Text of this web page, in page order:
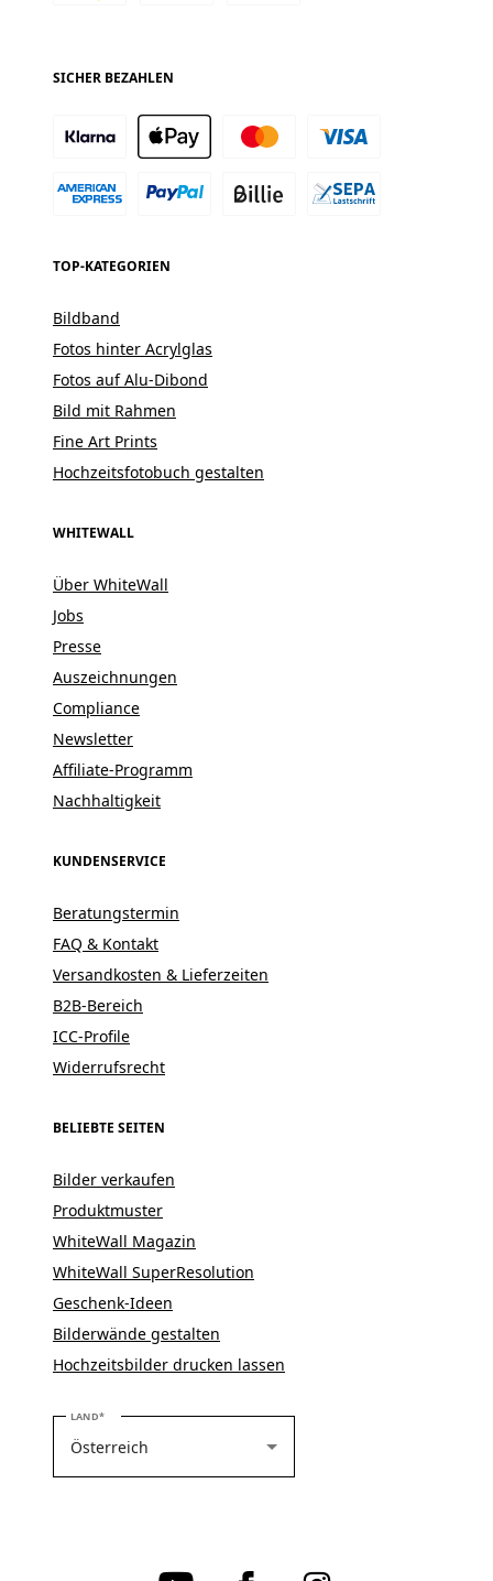
SICHER BEZAHLEN
TOP-KATEGORIEN
Bildband
Fotos hinter Acrylglas
Fotos auf Alu-Dibond
Bild mit Rahmen
Fine Art Prints
Hochzeitsfotobuch gestalten
WHITEWALL
Über WhiteWall
Jobs
Presse
Auszeichnungen
Compliance
Newsletter
Affiliate-Programm
Nachhaltigkeit
KUNDENSERVICE
Beratungstermin
FAQ & Kontakt
Versandkosten & Lieferzeiten
B2B-Bereich
ICC-Profile
Widerrufsrecht
BELIEBTE SEITEN
Bilder verkaufen
Produktmuster
WhiteWall Magazin
WhiteWall SuperResolution
Geschenk-Ideen
Bilderwände gestalten
Hochzeitsbilder drucken lassen
LANDBITTE WÄHLEN SIE IHR LAND